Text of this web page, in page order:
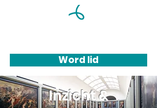
Word lid
Inzicht &